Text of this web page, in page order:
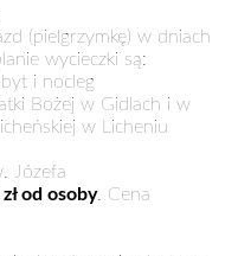
(pielgrzymkę) w dniach
wycieczki są:
i nocleg
Bożej w Gidlach i w
w Licheniu
Józefa
od osoby. Cena